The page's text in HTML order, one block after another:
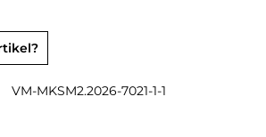
VM-MKSM2.2026-7021-1-1